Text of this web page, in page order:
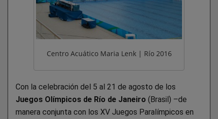
Centro Acuático Maria Lenk | Río 2016
Con la celebración del 5 al 21 de agosto de los
Juegos Olímpicos de Río de Janeiro (Brasil) –de
manera conjunta con los XV Juegos Paralímpicos en